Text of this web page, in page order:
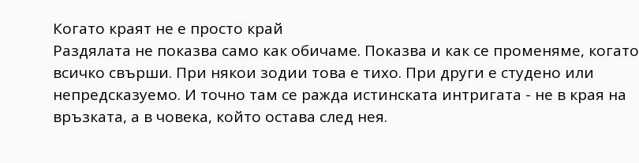
Когато краят не е просто край
Раздялата не показва само как обичаме. Показва и как се променяме, когато
всичко свърши. При някои зодии това е тихо. При други е студено или
непредсказуемо. И точно там се ражда истинската интригата - не в края на
връзката, а в човека, който остава след нея.